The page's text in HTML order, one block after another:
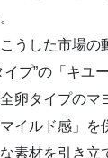
うした市場の
イプ”の「キユ
卵タイプのマ
イルド感」を
素材を引き立